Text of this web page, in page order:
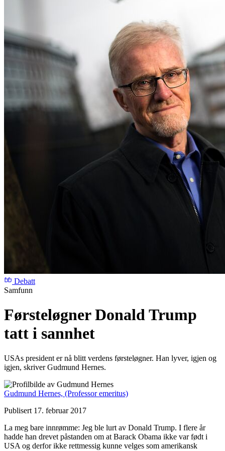
Debatt
Samfunn
Førsteløgner Donald Trump
tatt i sannhet
USAs president er nå blitt verdens førsteløgner. Han lyver, igjen og
igjen, skriver Gudmund Hernes.
Gudmund Hernes, (Professor emeritus)
Publisert 17. februar 2017
La meg bare innrømme: Jeg ble lurt av Donald Trump. I flere år
hadde han drevet påstanden om at Barack Obama ikke var født i
USA og derfor ikke rettmessig kunne velges som amerikansk